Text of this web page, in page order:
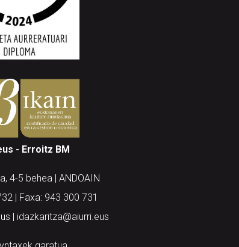
- Erroitz BM
4-5 behea | ANDOAIN
| Faxa: 943 300 731
| idazkaritza@aiurri.eus